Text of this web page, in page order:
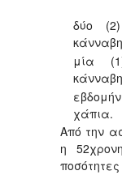
δύο
μία
χάπια.
Από την
η